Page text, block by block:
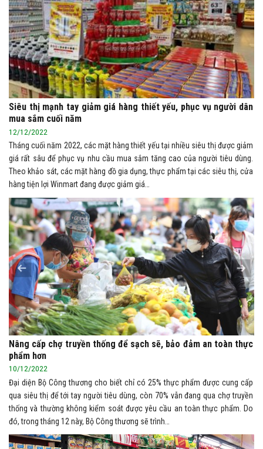
Siêu thị mạnh tay giảm giá hàng thiết yếu, phục vụ người dân
mua sắm cuối năm
12/12/2022
Tháng cuối năm 2022, các mặt hàng thiết yếu tại nhiều siêu thị được giảm
giá rất sâu để phục vụ nhu cầu mua sắm tăng cao của người tiêu dùng.
Theo khảo sát, các mặt hàng đồ gia dụng, thực phẩm tại các siêu thị, cửa
hàng tiện lợi Winmart đang được giảm giá…
Nâng cấp chợ truyền thống để sạch sẽ, bảo đảm an toàn thực
phẩm hơn
10/12/2022
Đại diện Bộ Công thương cho biết chỉ có 25% thực phẩm được cung cấp
qua siêu thị để tới tay người tiêu dùng, còn 70% vẫn đang qua chợ truyền
thống và thường không kiểm soát được yêu cầu an toàn thực phẩm. Do
đó, trong tháng 12 này, Bộ Công thương sẽ trình…